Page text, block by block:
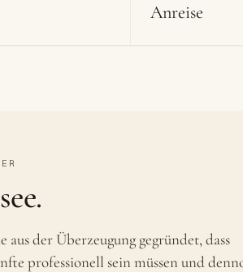
Anreise
aus der Überzeugung gegründet, dass
professionell sein müssen und